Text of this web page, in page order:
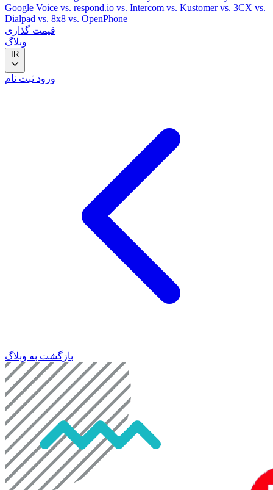
Google Voice vs. respond.io vs. Intercom vs. Kustomervs. 3CX vs.
Dialpad vs. 8x8 vs. OpenPhone
قیمت گذاری
وبلاگ
IR
ورود ثبت نام
بازگشت به وبلاگ